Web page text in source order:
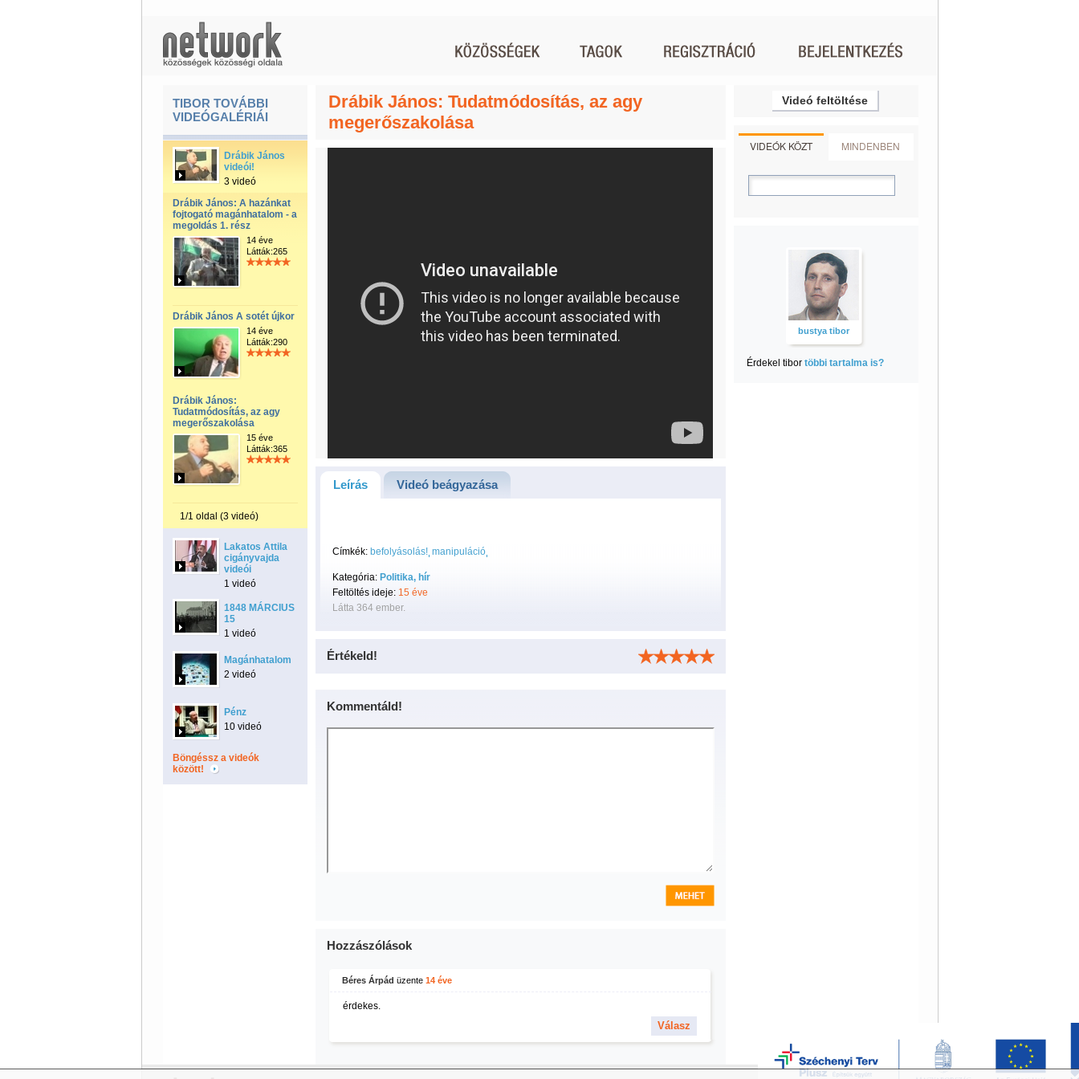
TIBOR TOVÁBBI
VIDEÓGALÉRIÁI
Drábik János
videói!
3 videó
Drábik János: A hazánkat
fojtogató magánhatalom - a
megoldás 1. rész
14 éve
Látták:265
Drábik János A sotét újkor
14 éve
Látták:290
Drábik János:
Tudatmódosítás, az agy
megerőszakolása
15 éve
Látták:365
1/1 oldal (3 videó)
Lakatos Attila
cigányvajda
videói
1 videó
1848 MÁRCIUS
15
1 videó
Magánhatalom
2 videó
Pénz
10 videó
Böngéssz a videók
között!
Drábik János: Tudatmódosítás, az agy
megerőszakolása
Leírás Videó beágyazása
Címkék: befolyásolás! manipuláció
Kategória: Politika, hír
Feltöltés ideje: 15 éve
Látta 364 ember.
Értékeld!
Kommentáld!
Hozzászólások
Béres Árpád üzente 14 éve
érdekes.
Válasz
Videó feltöltése
VIDEÓK KÖZT MINDENBEN
bustya tibor
Érdekel tibor többi tartalma is?